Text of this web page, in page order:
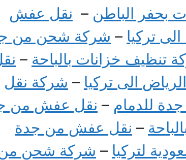
بحفر الباطن – نقل عفش
تركيا – شركة شحن من
تنظيف خزانات بالباحة –
الى تركيا – شركة نقل
للدمام – نقل عفش من
– نقل عفش من جدة
لتركيا – شركة شحن